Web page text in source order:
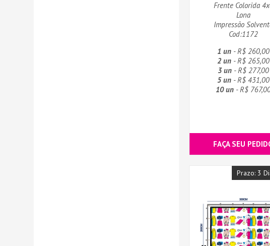
Frente Colorida
Lona
Impressão
Cod:1172
1 un - R$ 260,00
2 un - R$ 265,00
3 un - R$ 277,00
5 un - R$ 431,00
10 un - R$
FAÇA SEU
Prazo: 3